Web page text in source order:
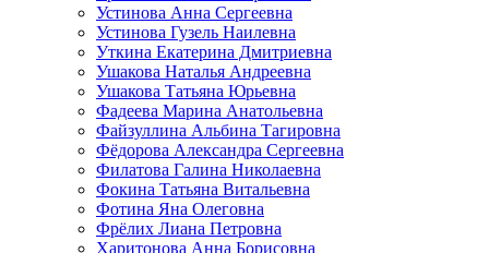
Устинова Анна Сергеевна
Устинова Гузель Наилевна
Уткина Екатерина Дмитриевна
Ушакова Наталья Андреевна
Ушакова Татьяна Юрьевна
Фадеева Марина Анатольевна
Файзуллина Альбина Тагировна
Фёдорова Александра Сергеевна
Филатова Галина Николаевна
Фокина Татьяна Витальевна
Фотина Яна Олеговна
Фрёлих Лиана Петровна
Харитонова Анна Борисовна